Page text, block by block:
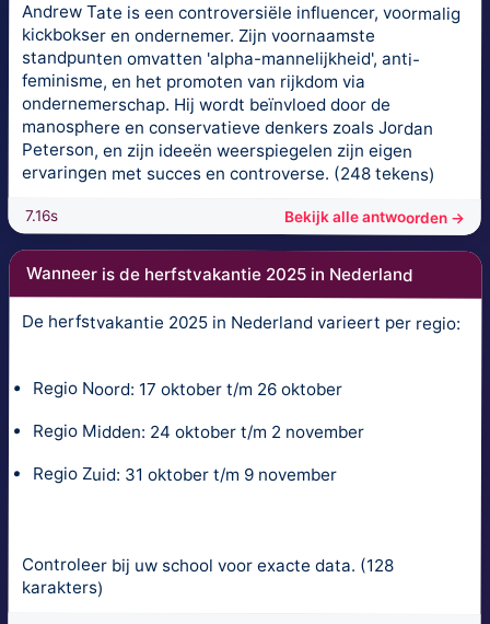
Andrew Tate is een controversiële influencer, voormalig
kickbokser en ondernemer. Zijn voornaamste
standpunten omvatten 'alpha-mannelijkheid', anti-
feminisme, en het promoten van rijkdom via
ondernemerschap. Hij wordt beïnvloed door de
manosphere en conservatieve denkers zoals Jordan
Peterson, en zijn ideeën weerspiegelen zijn eigen
ervaringen met succes en controverse. (248 tekens)
7.16s Bekijk alle antwoorden →
Wanneer is de herfstvakantie 2025 in Nederland
De herfstvakantie 2025 in Nederland varieert per regio:
Regio Noord: 17 oktober t/m 26 oktober
Regio Midden: 24 oktober t/m 2 november
Regio Zuid: 31 oktober t/m 9 november
Controleer bij uw school voor exacte data. (128
karakters)